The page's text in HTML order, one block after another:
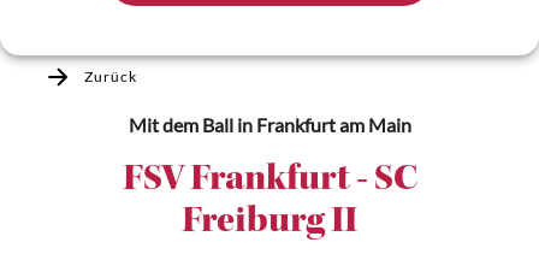
Zurück
Mit dem Ballin Frankfurt am Main
FSV Frankfurt - SC
Freiburg II